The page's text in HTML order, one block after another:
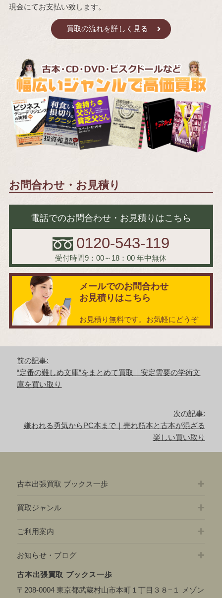
現金にてお支払い致します。
買取の流れを詳しく見る
お問合わせ・お見積り
電話でのお問合わせ・お見積りはこちら
0120-543-119
受付時間9：00～18：00 年中無休
メールでのお問合わせ
お見積りはこちら
お見積り無料です。お気軽にどうぞ
前の記事:
前
の
“定番の難しめ文庫”をまとめて買取｜安定需要の学術文
庫を買い取り
次の記事:
次嫌われる勇気からPC本まで｜売れ筋本と古本が混ざる
楽しい買い取り
古本出張買取 ブックス一歩
買取ジャンル
ご利用案内
お知らせ・ブログ
古本出張買取 ブックス一歩
〒208-0004 東京都武蔵村山市本町１丁目３８−１ メゾン